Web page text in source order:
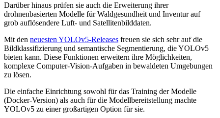
Darüber hinaus prüfen sie auch die Erweiterung ihrer
drohnenbasierten Modelle für Waldgesundheit und Inventur auf
grob auflösendere Luft- und Satellitenbilddaten.
Mit den neuesten YOLOv5-Releases freuen sie sich sehr auf die
Bildklassifizierung und semantische Segmentierung, die YOLOv5
bieten kann. Diese Funktionen erweitern ihre Möglichkeiten,
komplexe Computer-Vision-Aufgaben in bewaldeten Umgebungen
zu lösen.
Die einfache Einrichtung sowohl für das Training der Modelle
(Docker-Version) als auch für die Modellbereitstellung machte
YOLOv5 zu einer großartigen Option für sie.